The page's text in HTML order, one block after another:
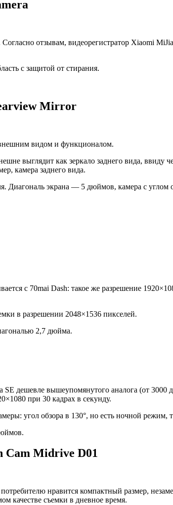
отзывам, видеорегистратор Xiaomi
с защитой от стирания.
Mirror
видом и функционалом.
выглядит как зеркало заднего вида, ввиду
камера заднего вида.
Диагональ экрана — 5 дюймов, камера с
с 70mai Dash: такое же разрешение
в разрешении 2048×1536 пикселей.
2,7 дюйма.
дешевле вышеупомянутого аналога (от
при 30 кадрах в секунду.
угол обзора в 130°, но есть ночной режим,
Cam Midrive D01
нравится компактный размер,
качестве съемки в дневное время.